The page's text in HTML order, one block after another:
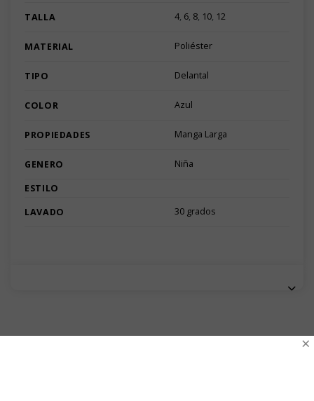
TALLA 4, 6, 8, 10, 12
MATERIAL Poliéster
TIPO Delantal
COLOR Azul
PROPIEDADES Manga Larga
GENERO Niña
ESTILO
LAVADO
30 grados
×